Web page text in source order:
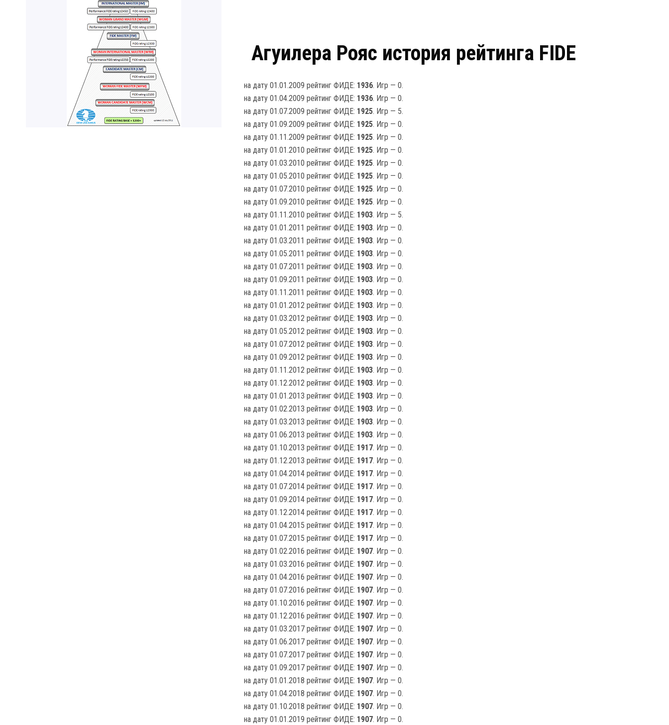
Агуилера Рояс история рейтинга FIDE
на дату 01.01.2009 рейтинг ФИДЕ: 1936. Игр — 0.
на дату 01.04.2009 рейтинг ФИДЕ: 1936. Игр — 0.
на дату 01.07.2009 рейтинг ФИДЕ: 1925. Игр — 5.
на дату 01.09.2009 рейтинг ФИДЕ: 1925. Игр — 0.
на дату 01.11.2009 рейтинг ФИДЕ: 1925. Игр — 0.
на дату 01.01.2010 рейтинг ФИДЕ: 1925. Игр — 0.
на дату 01.03.2010 рейтинг ФИДЕ: 1925. Игр — 0.
на дату 01.05.2010 рейтинг ФИДЕ: 1925. Игр — 0.
на дату 01.07.2010 рейтинг ФИДЕ: 1925. Игр — 0.
на дату 01.09.2010 рейтинг ФИДЕ: 1925. Игр — 0.
на дату 01.11.2010 рейтинг ФИДЕ: 1903. Игр — 5.
на дату 01.01.2011 рейтинг ФИДЕ: 1903. Игр — 0.
на дату 01.03.2011 рейтинг ФИДЕ: 1903. Игр — 0.
на дату 01.05.2011 рейтинг ФИДЕ: 1903. Игр — 0.
на дату 01.07.2011 рейтинг ФИДЕ: 1903. Игр — 0.
на дату 01.09.2011 рейтинг ФИДЕ: 1903. Игр — 0.
на дату 01.11.2011 рейтинг ФИДЕ: 1903. Игр — 0.
на дату 01.01.2012 рейтинг ФИДЕ: 1903. Игр — 0.
на дату 01.03.2012 рейтинг ФИДЕ: 1903. Игр — 0.
на дату 01.05.2012 рейтинг ФИДЕ: 1903. Игр — 0.
на дату 01.07.2012 рейтинг ФИДЕ: 1903. Игр — 0.
на дату 01.09.2012 рейтинг ФИДЕ: 1903. Игр — 0.
на дату 01.11.2012 рейтинг ФИДЕ: 1903. Игр — 0.
на дату 01.12.2012 рейтинг ФИДЕ: 1903. Игр — 0.
на дату 01.01.2013 рейтинг ФИДЕ: 1903. Игр — 0.
на дату 01.02.2013 рейтинг ФИДЕ: 1903. Игр — 0.
на дату 01.03.2013 рейтинг ФИДЕ: 1903. Игр — 0.
на дату 01.06.2013 рейтинг ФИДЕ: 1903. Игр — 0.
на дату 01.10.2013 рейтинг ФИДЕ: 1917. Игр — 0.
на дату 01.12.2013 рейтинг ФИДЕ: 1917. Игр — 0.
на дату 01.04.2014 рейтинг ФИДЕ: 1917. Игр — 0.
на дату 01.07.2014 рейтинг ФИДЕ: 1917. Игр — 0.
на дату 01.09.2014 рейтинг ФИДЕ: 1917. Игр — 0.
на дату 01.12.2014 рейтинг ФИДЕ: 1917. Игр — 0.
на дату 01.04.2015 рейтинг ФИДЕ: 1917. Игр — 0.
на дату 01.07.2015 рейтинг ФИДЕ: 1917. Игр — 0.
на дату 01.02.2016 рейтинг ФИДЕ: 1907. Игр — 0.
на дату 01.03.2016 рейтинг ФИДЕ: 1907. Игр — 0.
на дату 01.04.2016 рейтинг ФИДЕ: 1907. Игр — 0.
на дату 01.07.2016 рейтинг ФИДЕ: 1907. Игр — 0.
на дату 01.10.2016 рейтинг ФИДЕ: 1907. Игр — 0.
на дату 01.12.2016 рейтинг ФИДЕ: 1907. Игр — 0.
на дату 01.03.2017 рейтинг ФИДЕ: 1907. Игр — 0.
на дату 01.06.2017 рейтинг ФИДЕ: 1907. Игр — 0.
на дату 01.07.2017 рейтинг ФИДЕ: 1907. Игр — 0.
на дату 01.09.2017 рейтинг ФИДЕ: 1907. Игр — 0.
на дату 01.01.2018 рейтинг ФИДЕ: 1907. Игр — 0.
на дату 01.04.2018 рейтинг ФИДЕ: 1907. Игр — 0.
на дату 01.10.2018 рейтинг ФИДЕ: 1907. Игр — 0.
на дату 01.01.2019 рейтинг ФИДЕ: 1907. Игр — 0.